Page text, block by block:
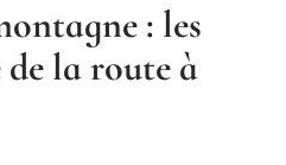
: les
de la route à